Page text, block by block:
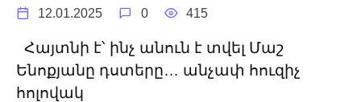
12.01.2025 0 415
Հայտնի է՝ ինչ անուն է տվել Մաշ
Ենոքյանը դստերը… անչափ հուզիչ
հոլովակ